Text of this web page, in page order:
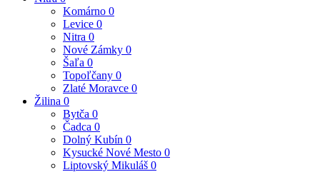
Komárno 0
Levice 0
Nitra 0
Nové Zámky 0
Šaľa 0
Topoľčany 0
Zlaté Moravce 0
Žilina 0
Bytča 0
Čadca 0
Dolný Kubín 0
Kysucké Nové Mesto 0
Liptovský Mikuláš 0